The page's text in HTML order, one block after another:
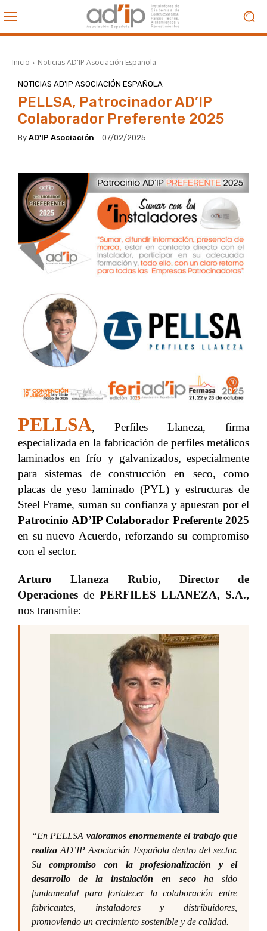
Inicio Noticias AD'IP Asociación Española
NOTICIAS AD'IP ASOCIACIÓN ESPAÑOLA
PELLSA, Patrocinador AD’IP
Colaborador Preferente 2025
By AD'IP Asociación 07/02/2025
PELLSA, Perfiles Llaneza, firma
especializada en la fabricación de perfiles metálicos
laminados en frío y galvanizados, especialmente
para sistemas de construcción en seco, como
placas de yeso laminado (PYL) y estructuras de
Steel Frame, suman su confianza y apuestan por el
Patrocinio AD’IP Colaborador Preferente 2025
en su nuevo Acuerdo, reforzando su compromiso
con el sector.
Arturo Llaneza Rubio, Director de
Operaciones de PERFILES LLANEZA, S.A.,
nos transmite:
“En PELLSA valoramos enormemente el trabajo que
realiza AD’IP Asociación Española dentro del sector.
Su compromiso con la profesionalización y el
desarrollo de la instalación en secoha sido
fundamental para fortalecer la colaboración entre
fabricantes, instaladores y distribuidores,
promoviendo un crecimiento sostenible y de calidad.